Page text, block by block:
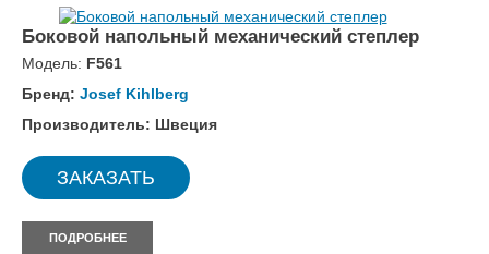
Боковой напольный механический степлер
Модель: F561
Бренд: Josef Kihlberg
Производитель: Швеция
ЗАКАЗАТЬ
ПОДРОБНЕЕ